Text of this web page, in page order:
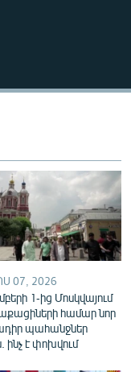
07, 2026
1-ից Մոսկվայում
համար նոր
պահանջներ
ինչ է փոխվում